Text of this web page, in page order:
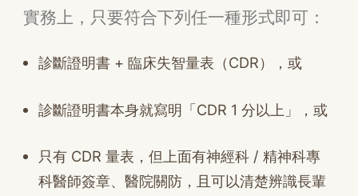
實務上，只要符合下列任一種形式即可：
診斷證明書 + 臨床失智量表（CDR），或
診斷證明書本身就寫明「CDR 1 分以上」，或
只有 CDR 量表，但上面有神經科 / 精神科專
科醫師簽章、醫院關防，且可以清楚辨識長輩